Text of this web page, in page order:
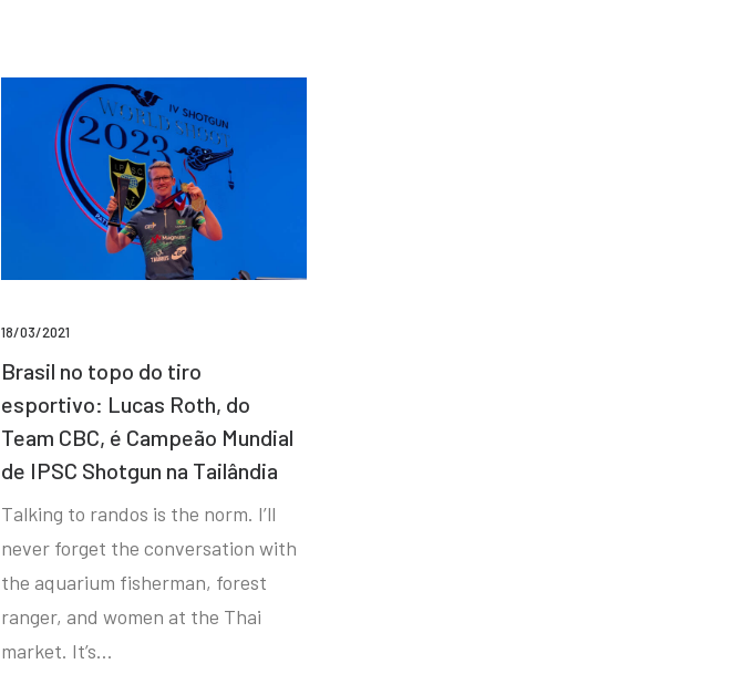
18/03/2021
Brasil no topo do tiro
esportivo: Lucas Roth, do
Team CBC, é Campeão Mundial
de IPSC Shotgun na Tailândia
Talking to randos is the norm. I’ll
never forget the conversation with
the aquarium fisherman, forest
ranger, and women at the Thai
market. It’s…